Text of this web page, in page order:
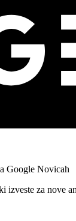
Google Novicah
izveste za nove